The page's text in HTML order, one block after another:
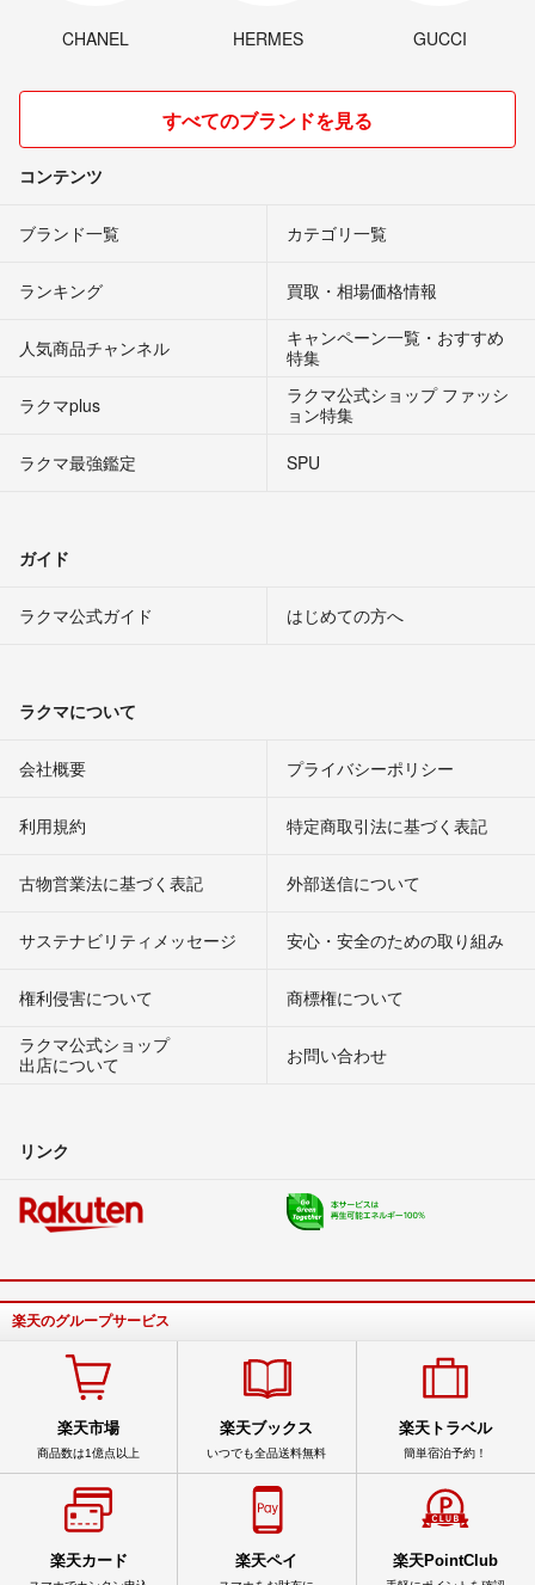
CHANEL HERMES GUCCI
すべてのブランドを見る
コンテンツ
ブランド一覧 カテゴリ一覧
ランキング 買取・相場価格情報
人気商品チャンネル
キャンペーン一覧・おすすめ
特集
ラクマplus
ラクマ公式ショップ ファッシ
ョン特集
ラクマ最強鑑定
SPU
ガイド
ラクマ公式ガイド はじめての方へ
ラクマについて
会社概要 プライバシーポリシー
利用規約 特定商取引法に基づく表記
古物営業法に基づく表記 外部送信について
サステナビリティメッセージ 安心・安全のための取り組み
権利侵害について
商標権について
ラクマ公式ショップ
出店について
お問い合わせ
リンク
楽天のグループサービス
楽天市場
商品数は1億点以上
楽天ブックス
いつでも全品送料無料
楽天トラベル
簡単宿泊予約！
楽天カード 楽天ペイ 楽天PointClub